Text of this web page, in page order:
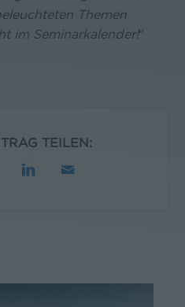
Themen
im Seminarkalender!“
TEILEN: